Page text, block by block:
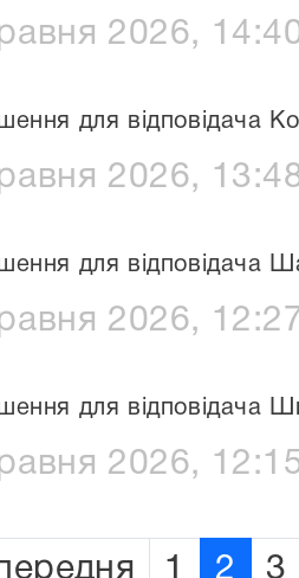
2026,
для відповідача
2026,
для відповідача
2026,
для відповідача
2026,
1 2 3